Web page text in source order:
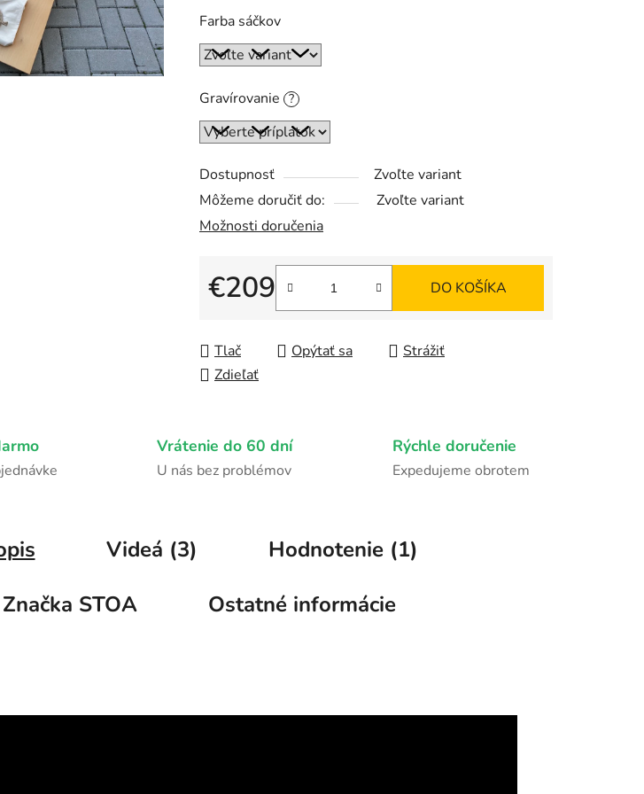
5
hviezdičiek.
Farba sáčkov
Gravírovanie ?
Dostupnosť
Zvoľte variant
Môžeme doručiť do:
Zvoľte variant
Možnosti doručenia
€209
Jednotková cena:
DO KOŠÍKA
Tlač Opýtať sa
Strážiť
Zdieľať
Vrátenie do 60 dní
U nás bez problémov
Rýchle doručenie
Expedujeme obrotem
Videá (3)
Hodnotenie (1)
Značka STOA Ostatné informácie